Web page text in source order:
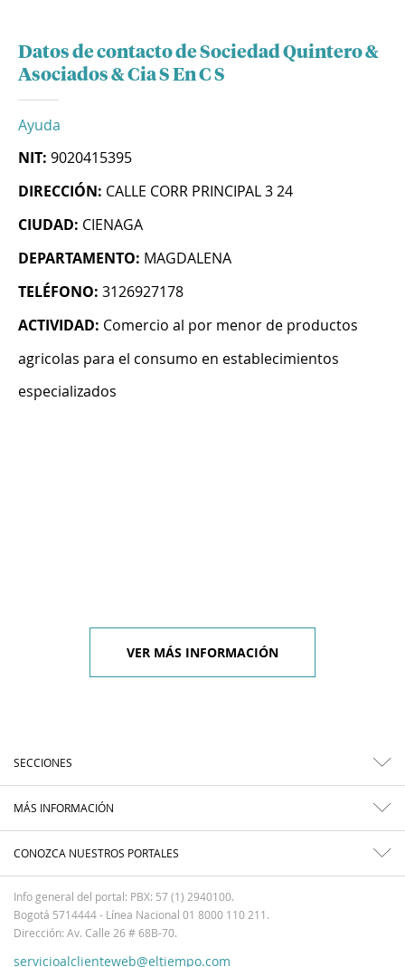
Datos de contacto de Sociedad Quintero &
Asociados & Cia S En C S
Ayuda
NIT: 9020415395
DIRECCIÓN: CALLE CORR PRINCIPAL 3 24
CIUDAD: CIENAGA
DEPARTAMENTO: MAGDALENA
TELÉFONO: 3126927178
ACTIVIDAD: Comercio al por menor de productos
agricolas para el consumo en establecimientos
especializados
VER MÁS INFORMACIÓN
SECCIONES
MÁS INFORMACIÓN
CONOZCA NUESTROS PORTALES
Info general del portal: PBX: 57 (1) 2940100.
Bogotá 5714444 - Línea Nacional 01 8000 110 211.
Dirección: Av. Calle 26 # 68B-70.
servicioalclienteweb@eltiempo.com